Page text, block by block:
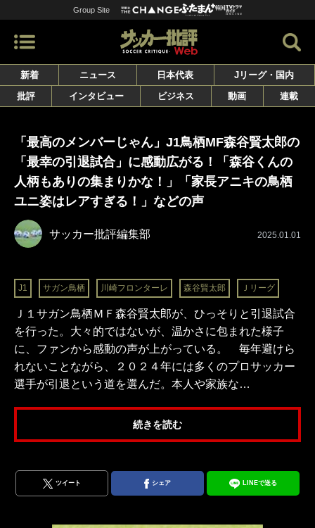
Group Site
新着 ニュース 日本代表
Jリーグ・国内
批評
インタビュー ビジネス 動画 連載
「最高のメンバーじゃん」J1鳥栖MF森谷賢太郎の
「最幸の引退試合」に感動広がる！「森谷くんの
人柄もありの集まりかな！」「家長アニキの鳥栖
ユニ姿はレアすぎる！」などの声
サッカー批評編集部 2025.01.01
J1 サガン鳥栖 川崎フロンターレ 森谷賢太郎 Ｊリーグ
Ｊ１サガン鳥栖ＭＦ森谷賢太郎が、ひっそりと引退試合
を行った。大々的ではないが、温かさに包まれた様子
に、ファンから感動の声が上がっている。 毎年避けら
れないことながら、２０２４年には多くのプロサッカー
選手が引退という道を選んだ。本人や家族な…
続きを読む
ツイート シェア LINEで送る